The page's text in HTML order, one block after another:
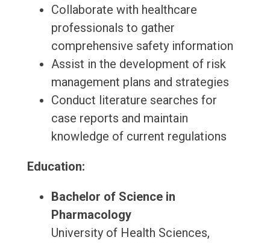
Collaborate with healthcare
professionals to gather
comprehensive safety information
Assist in the development of risk
management plans and strategies
Conduct literature searches for
case reports and maintain
knowledge of current regulations
Education:
Bachelor of Science in
Pharmacology
University of Health Sciences,